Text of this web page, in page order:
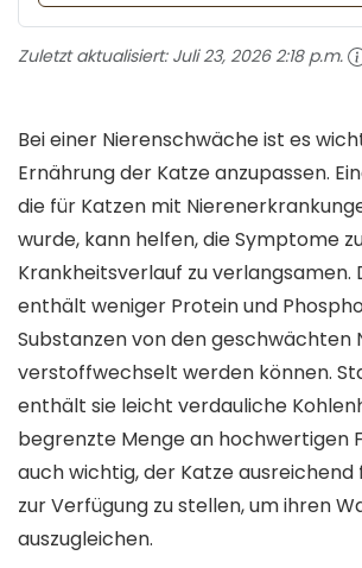
Zuletzt aktualisiert: Juli 23, 2026 2:18 p.m.
Bei einer Nierenschwäche ist es
Ernährung der Katze anzupassen.
die für Katzen mit
wurde, kann helfen, die Symptome
Krankheitsverlauf zu verlangsamen.
enthält weniger Protein und
Substanzen von den geschwächten
verstoffwechselt werden können.
enthält sie leicht verdauliche
begrenzte Menge an hochwertigen
auch wichtig, der Katze ausreichend
zur Verfügung zu stellen, um ihren
auszugleichen.